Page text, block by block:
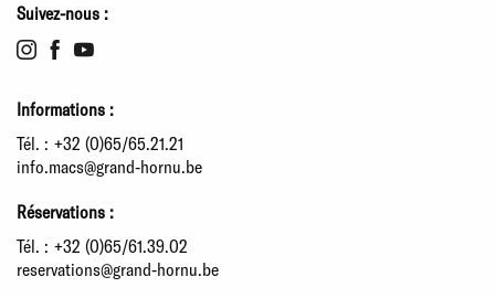
Suivez-nous :
Informations :
Tél. : +32 (0)65/65.21.21
info.macs@grand-hornu.be
Réservations :
Tél. : +32 (0)65/61.39.02
reservations@grand-hornu.be